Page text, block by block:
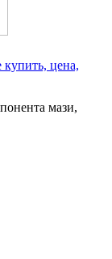
купить, цена,
мази,